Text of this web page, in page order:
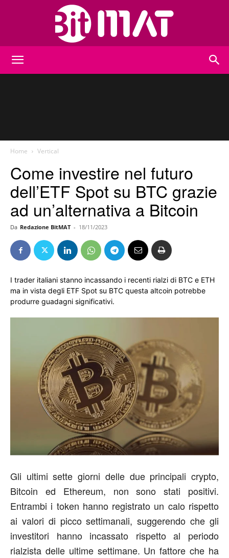
Home Vertical
Come investire nel futuro
dell’ETF Spot su BTC grazie
ad un’alternativa a Bitcoin
Da Redazione BitMAT - 18/11/2023
I trader italiani stanno incassando i recenti rialzi di BTC e ETH
ma in vista degli ETF Spot su BTC questa altcoin potrebbe
produrre guadagni significativi.
Gli ultimi sette giorni delle due principali crypto,
Bitcoin ed Ethereum, non sono stati positivi.
Entrambi i token hanno registrato un calo rispetto
ai valori di picco settimanali, suggerendo che gli
investitori hanno incassato rispetto al periodo
rialzista delle ultime settimane. Un fattore che ha